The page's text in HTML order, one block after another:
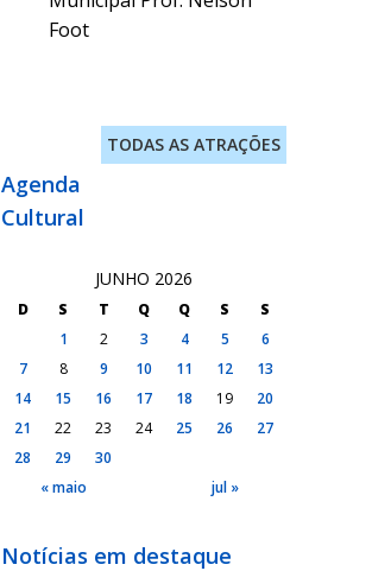
Foot
TODAS AS ATRAÇÕES
Agenda
Cultural
JUNHO 2026
D S T Q Q S
S
1
2 3 4 5
6
7
8 9 10 11 12
13
14
15 16 17 18 19
20
21
22 23 24 25 26
27
28
29
30
« maio
jul »
Notícias em destaque